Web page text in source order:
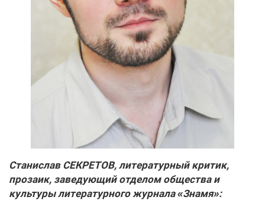
Станислав СЕКРЕТОВ, литературный критик,
прозаик, заведующий отделом общества и
культуры литературного журнала «Знамя»: